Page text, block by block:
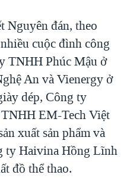
Nguyên đán, theo
cuộc đình công
TNHH Phúc Mậu ở
An và Vienergy ở
dép, Công ty
EM-Tech Việt
xuất sản phẩm và
ty Haivina Hồng Lĩnh
đồ thể thao.